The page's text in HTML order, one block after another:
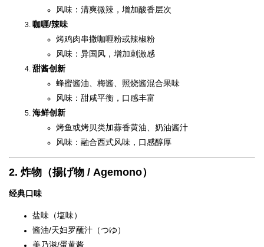
风味：清爽微辣，增加酸香层次
咖喱/辣味
烤鸡肉串撒咖喱粉或辣椒粉
风味：异国风，增加刺激感
甜酱创新
蜂蜜酱油、梅酱、照烧酱混合果味
风味：甜咸平衡，口感丰富
海鲜创新
烤鱼或烤贝类加蒜香黄油、奶油酱汁
风味：融合西式风味，口感醇厚
2. 炸物（揚げ物 / Agemono）
经典口味
盐味（塩味）
酱油/天妇罗蘸汁（つゆ）
美乃滋/蛋黄酱